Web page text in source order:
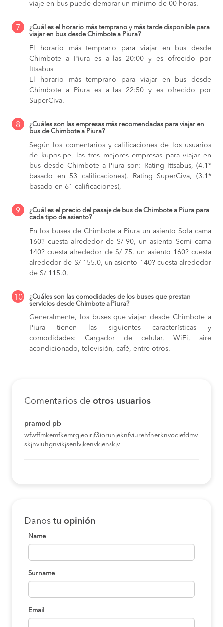
viaje en bus puede demorar un mínimo de 00 horas.
7
¿Cuál es el horario más temprano y más tarde disponible para
viajar en bus desde Chimbote a Piura?
El horario más temprano para viajar en bus desde
Chimbote a Piura es a las 20:00 y es ofrecido por
Ittsabus
El horario más temprano para viajar en bus desde
Chimbote a Piura es a las 22:50 y es ofrecido por
SuperCiva.
8
¿Cuáles son las empresas más recomendadas para viajar en
bus de Chimbote a Piura?
Según los comentarios y calificaciones de los usuarios
de kupos.pe, las tres mejores empresas para viajar en
bus desde Chimbote a Piura son: Rating Ittsabus, (4.1*
basado en 53 calificaciones), Rating SuperCiva, (3.1*
basado en 61 calificaciones),
9
¿Cuál es el precio del pasaje de bus de Chimbote a Piura para
cada tipo de asiento?
En los buses de Chimbote a Piura un asiento Sofa cama
160? cuesta alrededor de S/ 90, un asiento Semi cama
140? cuesta alrededor de S/ 75, un asiento 160? cuesta
alrededor de S/ 155.0, un asiento 140? cuesta alrededor
de S/ 115.0,
10
¿Cuáles son las comodidades de los buses que prestan
servicios desde Chimbote a Piura?
Generalmente, los buses que viajan desde Chimbote a
Piura tienen las siguientes características y
comodidades: Cargador de celular, WiFi, aire
acondicionado, televisión, café, entre otros.
Comentarios de otros usuarios
pramod pb
wfwffmkemfkemrgjeoirjf3iorunjeknfviurehfnerknvociefdmv
skjnviuhgnvikjsenlvjkenvkjenskjv
Danos tu opinión
Name
Surname
Email